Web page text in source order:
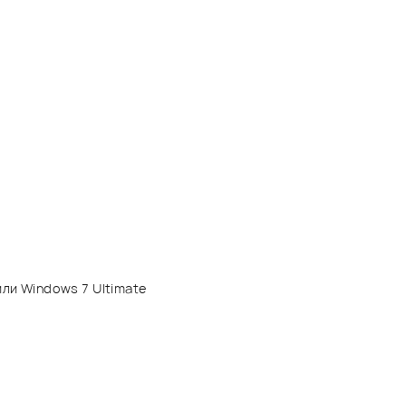
Windows 7 Ultimate